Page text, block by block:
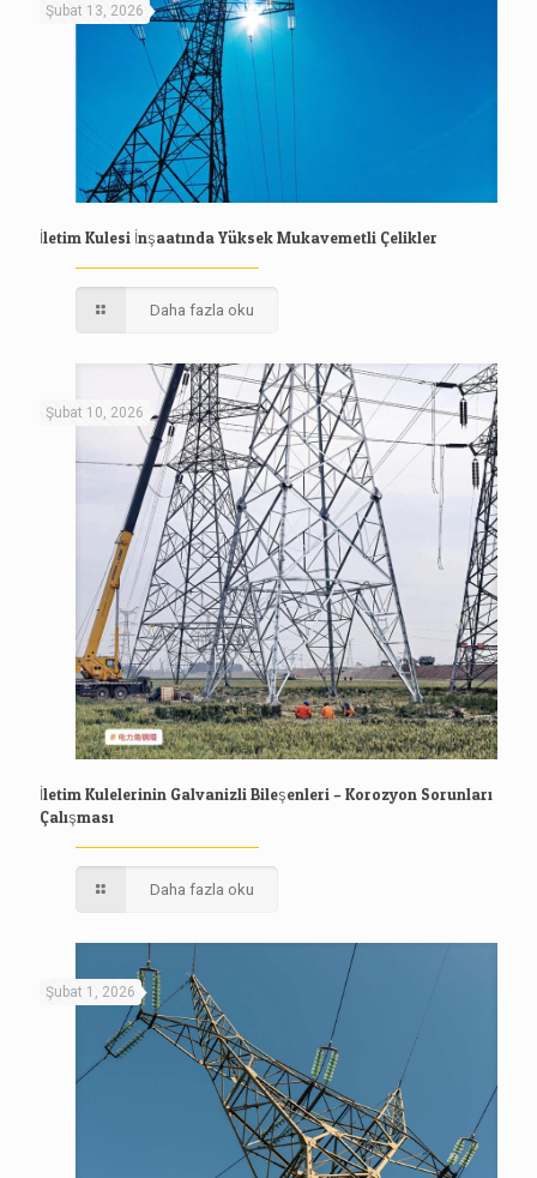
Şubat 13, 2026
İletim Kulesi İnşaatında Yüksek Mukavemetli Çelikler
Daha fazla oku
Şubat 10, 2026
İletim Kulelerinin Galvanizli Bileşenleri – Korozyon Sorunları
Çalışması
Daha fazla oku
Şubat 1, 2026